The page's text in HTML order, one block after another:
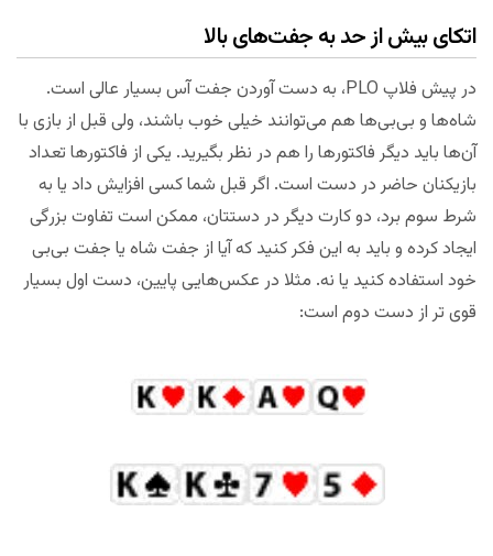
اتکای بیش از حد به جفت‌های بالا
در پیش فلاپ PLO، به دست آوردن جفت آس بسیار عالی است.
شاه‌ها و بی‌بی‌ها هم می‌توانند خیلی خوب باشند، ولی قبل از بازی با
آن‌ها باید دیگر فاکتورها را هم در نظر بگیرید. یکی از فاکتورها تعداد
بازیکنان حاضر در دست است. اگر قبل شما کسی افزایش داد یا به
شرط سوم برد، دو کارت دیگر در دستتان، ممکن است تفاوت بزرگی
ایجاد کرده و باید به این فکر کنید که آیا از جفت شاه یا جفت بی‌بی
خود استفاده کنید یا نه. مثلا در عکس‌هایی پایین، دست اول بسیار
قوی تر از دست دوم است: